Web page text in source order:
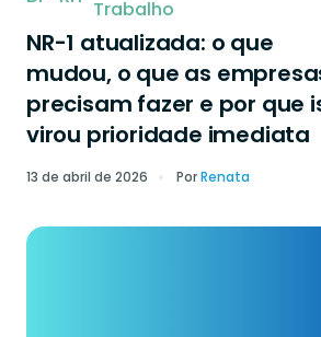
Trabalho
NR-1 atualizada: o que
mudou, o que as
precisam fazer e por que
virou prioridade imediata
13 de abril de 2026 PorRenata